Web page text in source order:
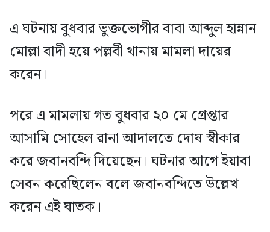
এ ঘটনায় বুধবার ভুক্তভোগীর বাবা আব্দুল হান্নান
মোল্লা বাদী হয়ে পল্লবী থানায় মামলা দায়ের
করেন।
পরে এ মামলায় গত বুধবার ২০ মে গ্রেপ্তার
আসামি সোহেল রানা আদালতে দোষ স্বীকার
করে জবানবন্দি দিয়েছেন। ঘটনার আগে ইয়াবা
সেবন করেছিলেন বলে জবানবন্দিতে উল্লেখ
করেন এই ঘাতক।